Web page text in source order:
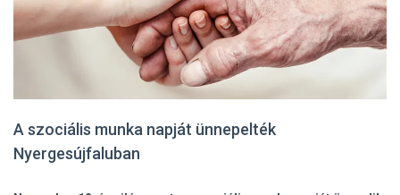
A szociális munka napját ünnepelték
Nyergesújfaluban